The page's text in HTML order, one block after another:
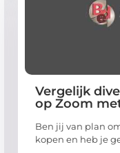
Vergelijk
op Zoom
Ben jij van plan
kopen en heb je